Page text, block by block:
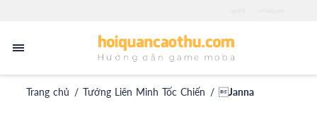
Trang chủ / Tướng Liên Minh Tốc Chiến / Janna